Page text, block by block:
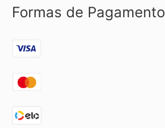
Formas de Pagamento